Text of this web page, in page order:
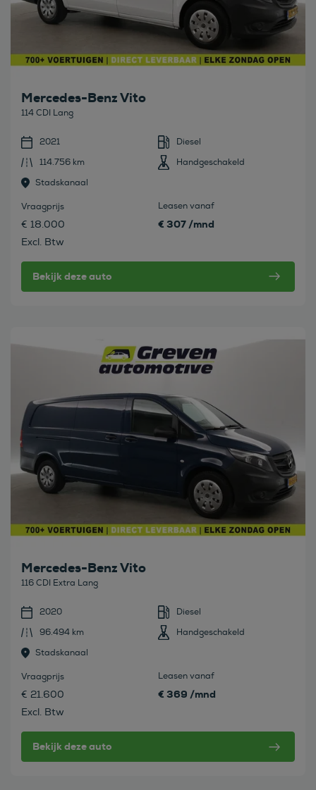
Mercedes-Benz Vito
114 CDI Lang
2021
Diesel
114.756 km
Handgeschakeld
Stadskanaal
Vraagprijs
€ 18.000
Excl. Btw
Leasen vanaf
€ 307 /mnd
Bekijk deze auto
Mercedes-Benz Vito
116 CDI Extra Lang
2020
Diesel
96.494 km
Handgeschakeld
Stadskanaal
Vraagprijs
€ 21.600
Excl. Btw
Leasen vanaf
€ 369 /mnd
Bekijk deze auto